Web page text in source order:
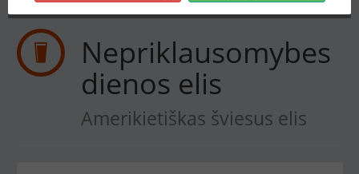
Nepriklausomybes
dienos elis
Amerikietiškas šviesus elis